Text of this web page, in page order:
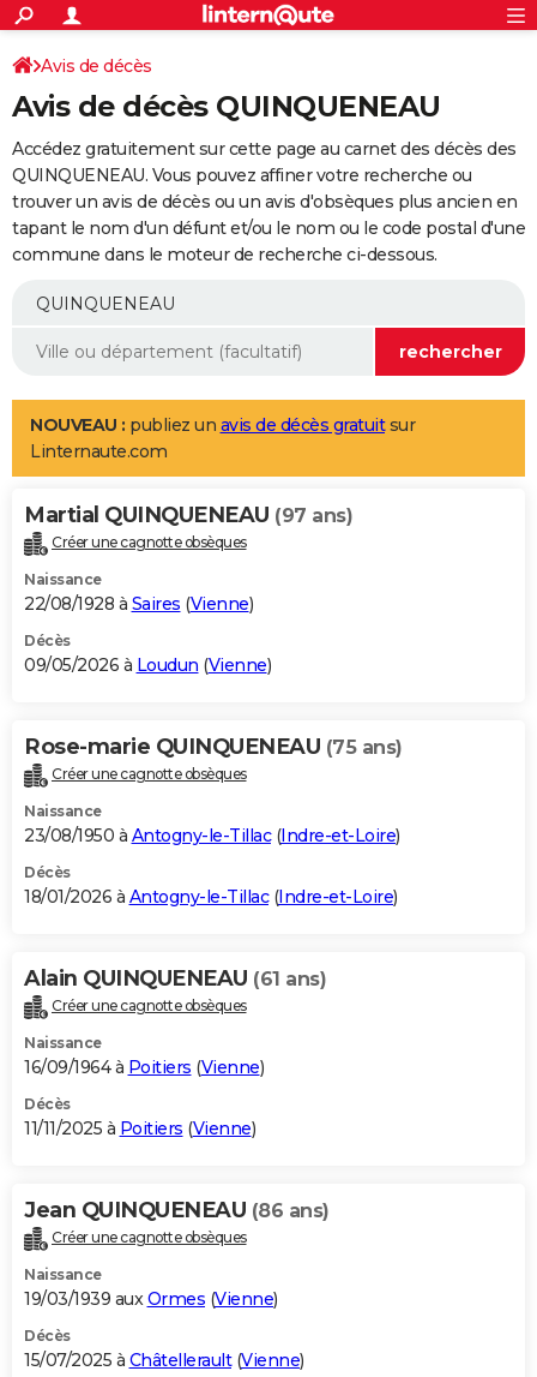
ACTUALITÉS
Politique
Société
Faits Divers
Education
Monde
Villes
+
SPORT
Coupe du monde 2026
Football
Tennis
Cyclisme
Rugby
Forum
Programme TV
TNT
Streaming
Cinéma
Sorties cinéma
Musique
+
FINANCE
Retraite
Epargne
Immobilier
Risques naturels par ville
Assurance
AUTO
Essais
Réserver un essai
Citadines
Berlines
SUV
Forum auto
+
Mobiles
Meilleur smartphone
Internet
Ordinateurs
Jeux vidéo
Guide high-tech
Aménagement intérieur
LIFESTYLE
Art de vivre
Bien-être
Loisirs
Mode
Modes de vie
Alimentation
Guide de la santé
Maladies
Médicaments
Sommeil
VOYAGE
Destinations
City break
Voyage nature
Voyage de noces
Forum
Climat
+PHOTO
GUIDES D'ACHAT
BONS PLANS
Carte de Noël
Carte Bonne année
Carte Saint-Valentin
Carte Pâques
Carte d'anniversaire
DICTIONNAIRE
Dictionnaire
Biographies
Citations
Expressions
Proverbes
PROGRAMME TV
S'inscrire
Se connecter
Lycées
Collèges
Primaires
Universités
Entreprises
Service militaire
Avis de recherche
AVIS DE DÉCÈS
Bricolage
Lifestyle
Culture
Sport
Auto
Television
Voyage
Cinema
Avis de décès
Avis de décès QUINQUENEAU
Accédez gratuitement sur cette page au carnet des décès des
QUINQUENEAU. Vous pouvez affiner votre recherche ou
trouver un avis de décès ou un avis d'obsèques plus ancien en
tapant le nom d'un défunt et/ou le nom ou le code postal d'une
commune dans le moteur de recherche ci-dessous.
NOUVEAU : publiez un avis de décès gratuitsur
Linternaute.com
Martial QUINQUENEAU (97 ans)
Créer une cagnotte obsèques
Naissance
22/08/1928 à Saires (Vienne)
Décès
09/05/2026 à Loudun (Vienne)
Rose-marie QUINQUENEAU (75 ans)
Créer une cagnotte obsèques
Naissance
23/08/1950 à Antogny-le-Tillac(Indre-et-Loire)
Décès
18/01/2026 à Antogny-le-Tillac(Indre-et-Loire)
Alain QUINQUENEAU (61 ans)
Créer une cagnotte obsèques
Naissance
16/09/1964 à Poitiers (Vienne)
Décès
11/11/2025 à Poitiers (Vienne)
Jean QUINQUENEAU (86 ans)
Créer une cagnotte obsèques
Naissance
19/03/1939 aux Ormes (Vienne)
Décès
15/07/2025 à Châtellerault(Vienne)